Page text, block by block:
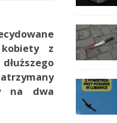
kobiety z
na dwa